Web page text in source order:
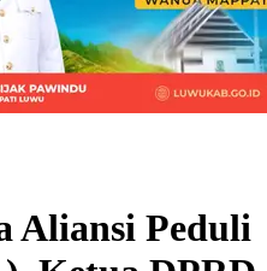
Aliansi Peduli